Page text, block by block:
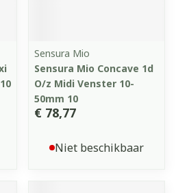
Sensura Mio
Sensura Mio Concave 1d
O/z Midi Venster 10-
50mm 10
€ 78,77
Niet beschikbaar